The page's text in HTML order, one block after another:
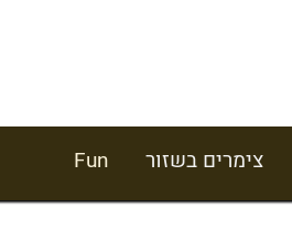
צימרים בשזור Fun